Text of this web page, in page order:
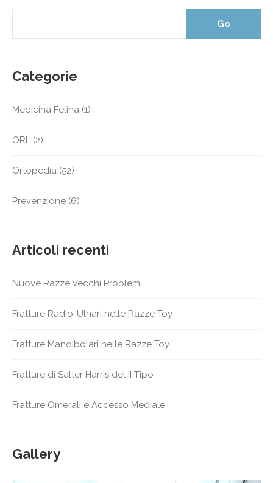
Categorie
Medicina Felina (1)
ORL (2)
Ortopedia (52)
Prevenzione (6)
Articoli recenti
Nuove Razze Vecchi Problemi
Fratture Radio-Ulnari nelle Razze Toy
Fratture Mandibolari nelle Razze Toy
Fratture di Salter Harris del II Tipo
Fratture Omerali e Accesso Mediale
Gallery